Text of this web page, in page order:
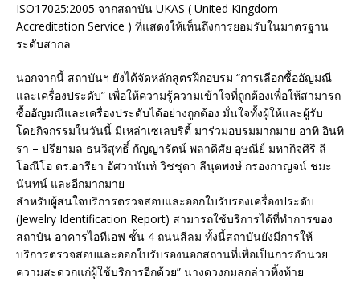
ISO17025:2005 จากสถาบัน UKAS ( United Kingdom
Accreditation Service ) ที่แสดงให้เห็นถึงการยอมรับในมาตรฐาน
ระดับสากล
นอกจากนี้ สถาบันฯ ยังได้จัดหลักสูตรฝึกอบรม “การเลือกซื้ออัญมณี
และเครื่องประดับ” เพื่อให้ความรู้ความเข้าใจที่ถูกต้องเพื่อให้สามารถ
ซื้ออัญมณีและเครื่องประดับได้อย่างถูกต้อง มั่นใจทั้งผู้ให้และผู้รับ
โดยกิจกรรมในวันนี้ มีเหล่าเซเลบริตี้ มาร่วมอบรมมากมาย อาทิ อินทิ
รา – ปรียามล ธนวิสุทธิ์ กัญญารัตน์ พลาดิศัย อุษณีย์ มหากิจศิริ ลี
โอณีโอ ดร.อารียา อัศวานันท์ วิชชุดา ลีนุตพงษ์ กรองกาญจน์ ชมะ
นันทน์ และอีกมากมาย
สำหรับผู้สนใจบริการตรวจสอบและออกใบรับรองเครื่องประดับ
(Jewelry Identification Report) สามารถใช้บริการได้ที่ทำการของ
สถาบัน อาคารไอทีเอฟ ชั้น 4 ถนนสีลม ทั้งนี้สถาบันยังมีการให้
บริการตรวจสอบและออกใบรับรองนอกสถานที่เพื่อเป็นการอำนวย
ความสะดวกแก่ผู้ใช้บริการอีกด้วย” นางดวงกมลกล่าวทิ้งท้าย